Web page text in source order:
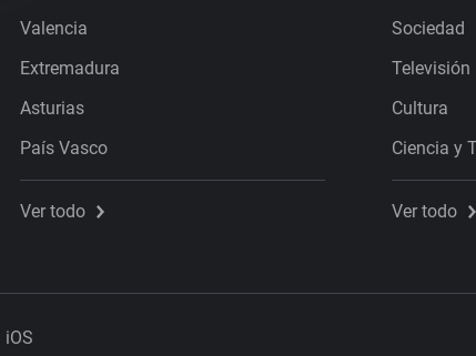
Valencia
Extremadura
Asturias
País Vasco
Ver todo
Sociedad
Televisión
Cultura
Ciencia y
Ver todo
iOS